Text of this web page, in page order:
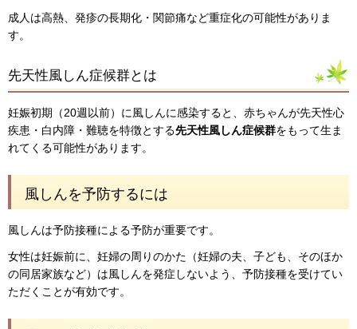
成人は高熱、発疹の長期化・関節痛など重症化の可能性がありま
す。
先天性風しん症候群とは
妊娠初期（20週以前）に風しんに感染すると、赤ちゃんが先天性心
疾患・白内障・難聴を特徴とする先天性風しん症候群をもって生ま
れてくる可能性があります。
風しんを予防するには
風しんは予防接種による予防が重要です。
女性は妊娠前に、妊婦の周りのかた（妊婦の夫、子ども、そのほか
の同居家族など）は風しんを発症しないよう、予防接種を受けてい
ただくことが有効です。